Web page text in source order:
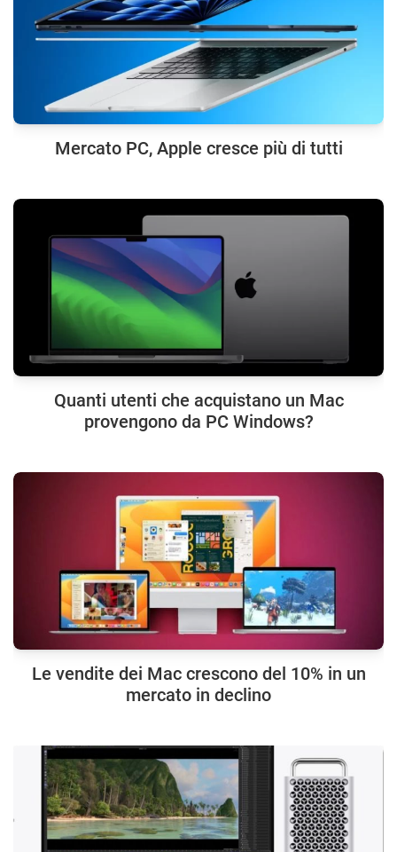
Mercato PC, Apple cresce più di tutti
Quanti utenti che acquistano un Mac
provengono da PC Windows?
Le vendite dei Mac crescono del 10% in un
mercato in declino